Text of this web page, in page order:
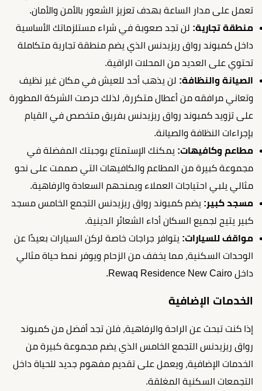
تعمل على مدار الساعة بهدف تعزيز الشعور بالأمن والأمان.
منطقة تجارية: لن تجد صعوبة في شراء مستلزماتك الأساسية
داخل كمبوند رواق ريزيدنس الذي يضم منطقة تجارية متكاملة
تحتوي على العديد من المحلات الراقية.
الصيانة والنظافة: لن يذهب أحد للعيش في مكان غير نظيف
وتعاني مرافقه من أعطال متكررة، لذلك حرصت الشركة المطورة
على تزويد كمبوند رواق ريزيدنس بفريق متخصص في القيام
بإجراءات النظافة والصيانة.
مطاعم وكافيهات: يمكنك الإستمتاع بوجبتك المفضلة في
مجموعة كبيرة من المطاعم والكافيهات التي صممت على نحو
مثالي يلبي احتياجات العملاء ويمنحهم السعادة والرفاهية.
مسجد كبير: يضم كمبوند رواق ريزيدنس التجمع الخامس مسجد
كبير يتيح لجميع السكان أداء الشعائر الدينية.
مواقف للسيارات: يتوافر جراجات خاصة لركن السيارات بعيدًا عن
الوحدات السكنية، مما يخفف من الزحام ويوفر نمط حياة مثالي
داخل Rewaq Residence New Cairo.
الخدمات الإضافية
إذا كنت تبحث عن الراحة والرفاهية، فلن تجد أفضل من كمبوند
رواق ريزيدنس التجمع الخامس الذي يضم مجموعة كبيرة من
الخدمات الإضافية، ويعمل على تقديم مفهوم جديد للحياة داخل
التجمعات السكنية المغلقة.